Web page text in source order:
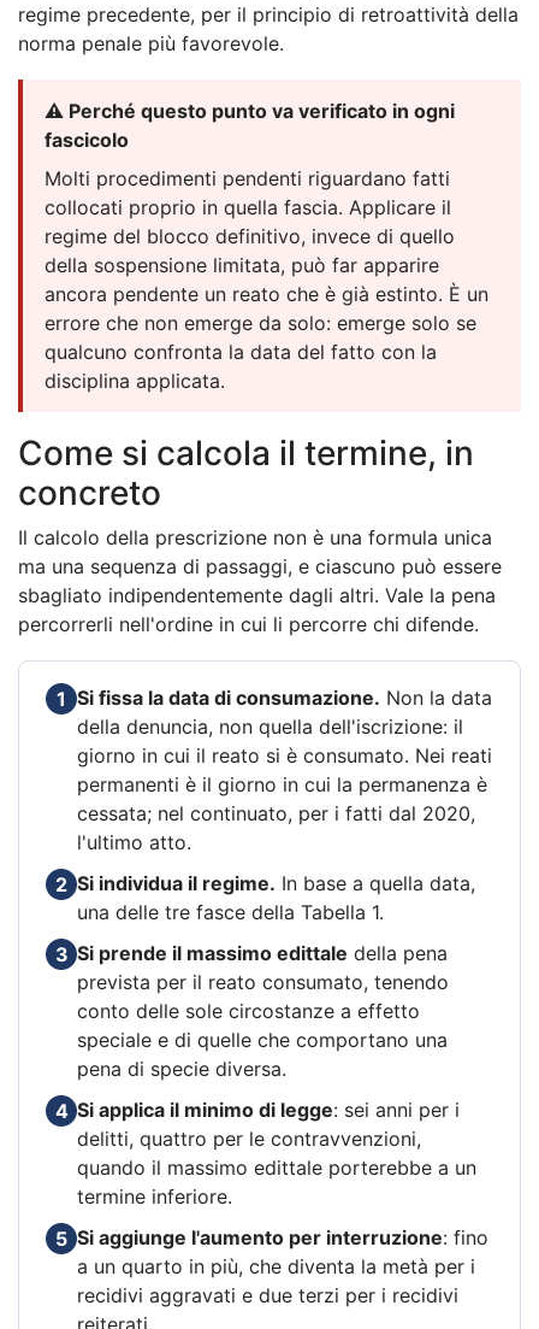
regime precedente, per il principio di retroattività della
norma penale più favorevole.
⚠️ Perché questo punto va verificato in ogni
fascicolo
Molti procedimenti pendenti riguardano fatti
collocati proprio in quella fascia. Applicare il
regime del blocco definitivo, invece di quello
della sospensione limitata, può far apparire
ancora pendente un reato che è già estinto. È un
errore che non emerge da solo: emerge solo se
qualcuno confronta la data del fatto con la
disciplina applicata.
Come si calcola il termine, in
concreto
Il calcolo della prescrizione non è una formula unica
ma una sequenza di passaggi, e ciascuno può essere
sbagliato indipendentemente dagli altri. Vale la pena
percorrerli nell'ordine in cui li percorre chi difende.
1 Si fissa la data di consumazione. Non la data
della denuncia, non quella dell'iscrizione: il
giorno in cui il reato si è consumato. Nei reati
permanenti è il giorno in cui la permanenza è
cessata; nel continuato, per i fatti dal 2020,
l'ultimo atto.
2 Si individua il regime. In base a quella data,
una delle tre fasce della Tabella 1.
3 Si prende il massimo edittale della pena
prevista per il reato consumato, tenendo
conto delle sole circostanze a effetto
speciale e di quelle che comportano una
pena di specie diversa.
4 Si applica il minimo di legge: sei anni per i
delitti, quattro per le contravvenzioni,
quando il massimo edittale porterebbe a un
termine inferiore.
5 Si aggiunge l'aumento per interruzione: fino
a un quarto in più, che diventa la metà per i
recidivi aggravati e due terzi per i recidivi
reiterati.